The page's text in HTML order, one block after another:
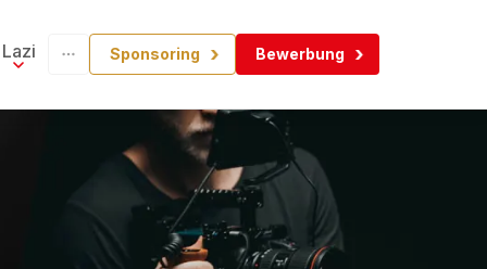
Lazi Sponsoring Bewerbung